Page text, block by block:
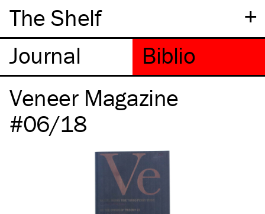
+
The Shelf
Veneer Magazine
#06/18